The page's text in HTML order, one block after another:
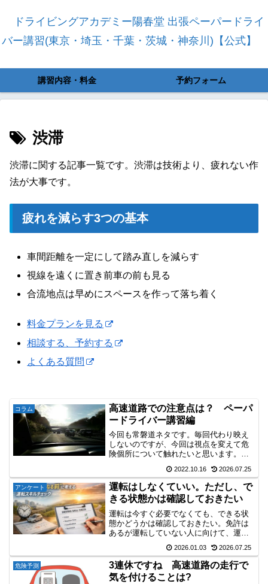
ドライビングアカデミー陽春堂 出張ペーパードライ
バー講習(東京・埼玉・千葉・茨城・神奈川)【公式】
講習内容・料金 予約フォーム
渋滞
渋滞に関する記事一覧です。渋滞は技術より、疲れない作
法が大事です。
疲れを減らす3つの基本
車間距離を一定にして踏み直しを減らす
視線を遠くに置き前車の前も見る
合流地点は早めにスペースを作って落ち着く
料金プランを見る
相談する、予約する
よくある質問
コラム
高速道路での注意点は？ ペーパ
ードライバー講習編
今回も常磐道ネタです。毎回代わり映え
しないのですが、今回は視点を変えて危
険個所について触れたいと思います。ト
くなります!! まるでこの先ワープするみ
たいです♪ちなみにこの場所、先日も事故
で渋滞していました...
2022.10.16 2026.07.25
アンケート
運転はしなくていい。ただし、で
きる状態かは確認しておきたい
運転は今すぐ必要でなくても、できる状
態かどうかは確認しておきたい。免許は
あるが運転していない人に向けて、運転
と、現状チェックという選択肢を整理し
ます。
2026.01.03 2026.07.25
危険予測
3連休ですね 高速道路の走行で
気を付けることは?